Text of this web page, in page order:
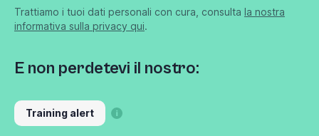
Trattiamo i tuoi dati personali con cura, consulta la nostra
informativa sulla privacy qui.
E non perdetevi il nostro:
Training alert